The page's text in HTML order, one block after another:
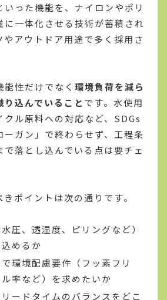
った機能を、ナイロンやポリ
に一体化させる技術が蓄積され
やアウトドア用途で多く採用さ
性だけでなく 環境負荷を減ら
込んでいること です。水使用
クル原料への対応など、SDGs
ーガン」で終わらせず、工程条
落とし込んでいる点は要チェ
ポイントは次の通りです。
圧、透湿度、ピリングなど）
めるか
環境配慮要件（フッ素フリ
率など）を求めたいか
ードタイムのバランスをどこ